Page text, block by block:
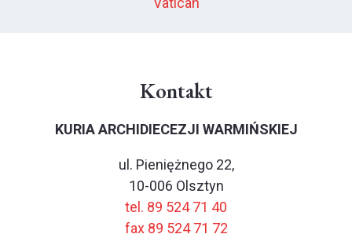
Kontakt
KURIA ARCHIDIECEZJI WARMIŃSKIEJ
ul. Pieniężnego 22,
10-006 Olsztyn
tel. 89 524 71 40
fax 89 524 71 72